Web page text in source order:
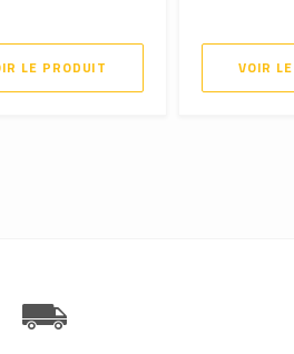
LE PRODUIT VOIR